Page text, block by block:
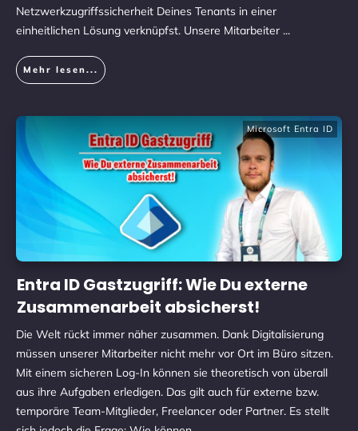
Netzwerkzugriffssicherheit Deines Tenants in einer
einheitlichen Lösung verknüpfst. Unsere Mitarbeiter ...
Mehr lesen...
Microsoft Entra ID
Entra ID Gastzugriff: Wie Du externe
Zusammenarbeit absicherst!
Die Welt rückt immer näher zusammen. Dank Digitalisierung
müssen unserer Mitarbeiter nicht mehr vor Ort im Büro sitzen.
Mit einem sicheren Log-In können sie theoretisch von überall
aus ihre Aufgaben erledigen. Das gilt auch für externe bzw.
temporäre Team-Mitglieder, Freelancer oder Partner. Es stellt